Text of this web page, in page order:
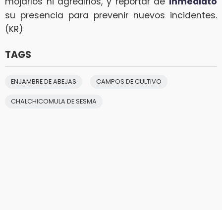
su presencia para prevenir nuevos incidentes.
(KR)
TAGS
ENJAMBRE DE ABEJAS CAMPOS DE CULTIVO
CHALCHICOMULA DE SESMA